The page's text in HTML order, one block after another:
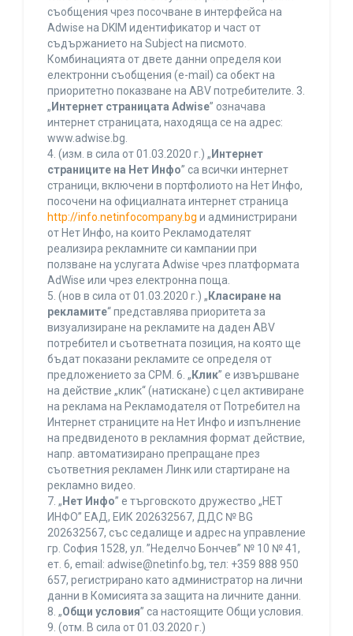
съобщения чрез посочване в интерфейса на
Adwise на DKIM идентификатор и част от
съдържанието на Subject на писмото.
Комбинацията от двете данни определя кои
електронни съобщения (e-mail) са обект на
приоритетно показване на ABV потребителите. 3.
„ Интернет страницата Adwise” означава
интернет страницата, находяща се на адрес:
www.adwise.bg.
4. (изм. в сила от 01.03.2020 г.) „ Интернет
страниците на Нет Инфо” са всички интернет
страници, включени в портфолиото на Нет Инфо,
посочени на официалната интернет страница
http://info.netinfocompany.bg и администрирани
от Нет Инфо, на които Рекламодателят
реализира рекламните си кампании при
ползване на услугата Adwise чрез платформата
AdWise или чрез електронна поща.
5. (нов в сила от 01.03.2020 г.) „ Класиране на
рекламите“ представлява приоритета за
визуализиране на рекламите на даден ABV
потребител и съответната позиция, на която ще
бъдат показани рекламите се определя от
предложението за CPM. 6. „ Клик” е извършване
на действие „клик“ (натискане) с цел активиране
на реклама на Рекламодателя от Потребител на
Интернет страниците на Нет Инфо и изпълнение
на предвиденото в рекламния формат действие,
напр. автоматизирано препращане през
съответния рекламен Линк или стартиране на
рекламно видео.
7. „ Нет Инфо” е търговското дружество „НЕТ
ИНФО” ЕАД, ЕИК 202632567, ДДС № BG
202632567, със седалище и адрес на управление
гр. София 1528, ул. ”Неделчо Бончев” № 10 № 41,
ет. 6, еmail: adwise@netinfo.bg, тел: +359 888 950
657, регистрирано като администратор на лични
данни в Комисията за защита на личните данни.
8. „Общи условия” са настоящите Общи условия.
9. (отм. В сила от 01.03.2020 г.)